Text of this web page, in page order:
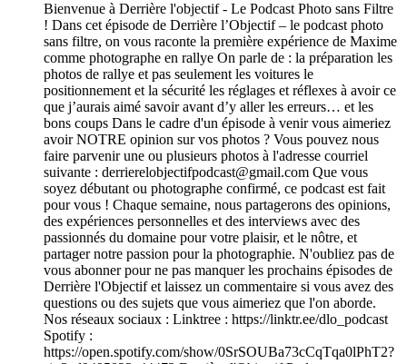
Bienvenue à Derrière l'objectif - Le Podcast Photo sans Filtre
! Dans cet épisode de Derrière l’Objectif – le podcast photo
sans filtre, on vous raconte la première expérience de Maxime
comme photographe en rallye On parle de : la préparation les
photos de rallye et pas seulement les voitures le
positionnement et la sécurité les réglages et réflexes à avoir ce
que j’aurais aimé savoir avant d’y aller les erreurs… et les
bons coups Dans le cadre d'un épisode à venir vous aimeriez
avoir NOTRE opinion sur vos photos ? Vous pouvez nous
faire parvenir une ou plusieurs photos à l'adresse courriel
suivante : derrierelobjectifpodcast@gmail.com Que vous
soyez débutant ou photographe confirmé, ce podcast est fait
pour vous ! Chaque semaine, nous partagerons des opinions,
des expériences personnelles et des interviews avec des
passionnés du domaine pour votre plaisir, et le nôtre, et
partager notre passion pour la photographie. N'oubliez pas de
vous abonner pour ne pas manquer les prochains épisodes de
Derrière l'Objectif et laissez un commentaire si vous avez des
questions ou des sujets que vous aimeriez que l'on aborde.
Nos réseaux sociaux : Linktree : https://linktr.ee/dlo_podcast
Spotify :
https://open.spotify.com/show/0SrSOUBa73cCqTqa0lPhT2?